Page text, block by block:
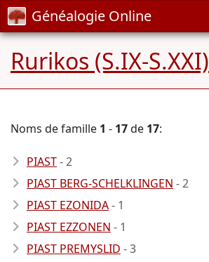
Généalogie Online
Rurikos (S.IX-S.XXI)
Noms de famille 1 - 17de 17:
PIAST- 2
PIAST BERG-SCHELKLINGEN - 2
PIAST EZONIDA- 1
PIAST EZZONEN - 1
PIAST PREMYSLID - 3